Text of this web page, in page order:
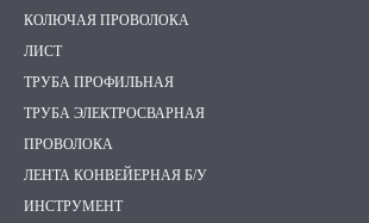
КОЛЮЧАЯ ПРОВОЛОКА
ЛИСТ
ТРУБА ПРОФИЛЬНАЯ
ТРУБА ЭЛЕКТРОСВАРНАЯ
ПРОВОЛОКА
ЛЕНТА КОНВЕЙЕРНАЯ Б/У
ИНСТРУМЕНТ